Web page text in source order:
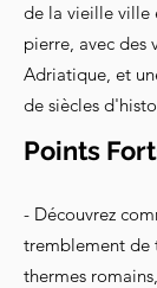
de la vieille ville
pierre, avec des
Adriatique, et
de siècles
Points
- Découvrez
tremblement de
thermes